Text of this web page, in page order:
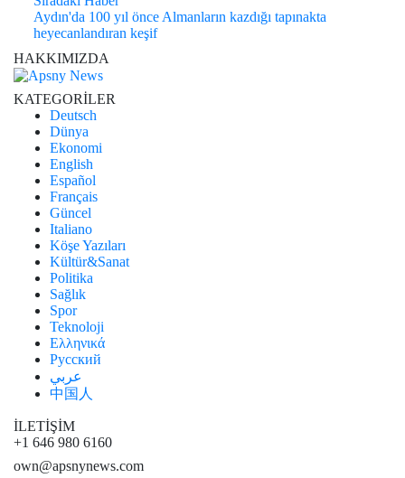
Aydın'da 100 yıl önce Almanların kazdığı tapınakta
heyecanlandıran keşif
HAKKIMIZDA
KATEGORİLER
Deutsch
Dünya
Ekonomi
English
Español
Français
Güncel
Italiano
Köşe Yazıları
Kültür&Sanat
Politika
Sağlık
Spor
Teknoloji
Ελληνικά
Русский
عربي
中国人
İLETİŞİM
+1 646 980 6160
own@apsnynews.com